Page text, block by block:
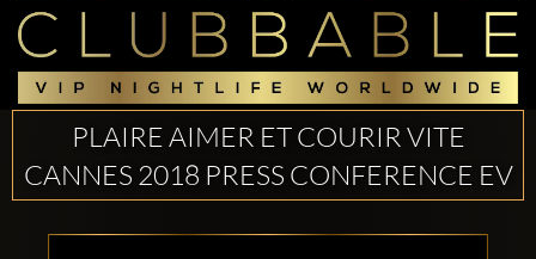
PLAIRE AIMER ET COURIR VITE
CANNES 2018 PRESS CONFERENCE EV